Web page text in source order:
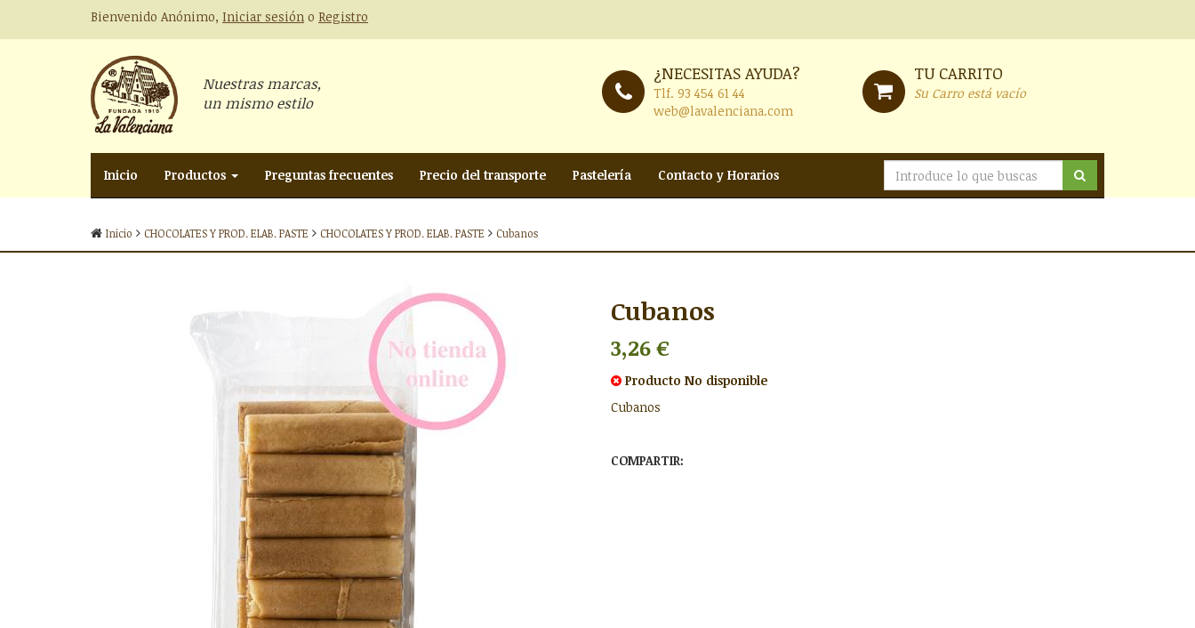
Bienvenido Anónimo, Iniciar sesión o Registro
Nuestras marcas,
un mismo estilo
¿NECESITAS AYUDA?
Tlf. 93 454 61 44
web@lavalenciana.com
TU CARRITO
Su Carro está vacío
Inicio Productos Preguntas frecuentes Precio del transporte Pastelería Contacto y Horarios
Inicio CHOCOLATES Y PROD. ELAB. PASTE CHOCOLATES Y PROD. ELAB. PASTE Cubanos
Cubanos
3,26 €
Producto No disponible
Cubanos
COMPARTIR: